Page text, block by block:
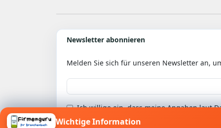
Newsletter abonnieren
Melden Sie sich für unseren Newsletter an,
Ich willige ein, dass meine Angaben laut
Wichtige Information